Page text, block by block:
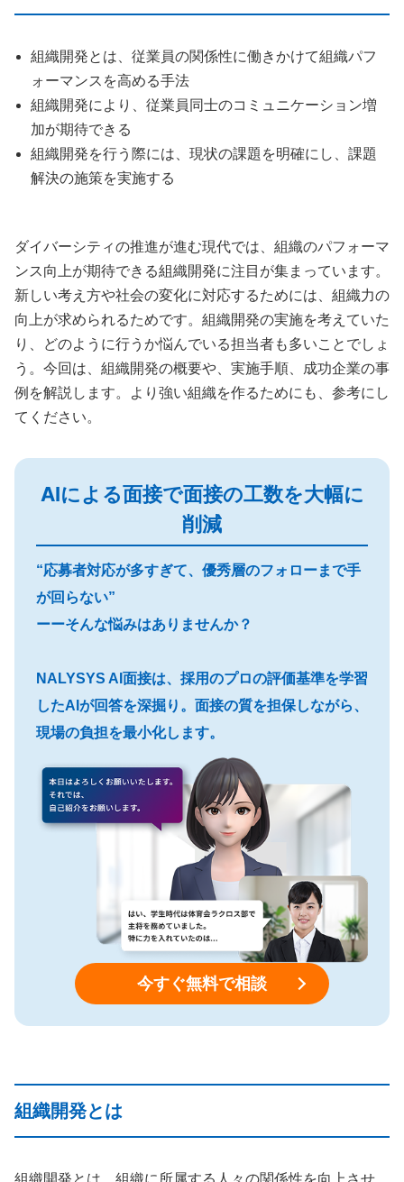
組織開発とは、従業員の関係性に働きかけて組織パフ
ォーマンスを高める手法
組織開発により、従業員同士のコミュニケーション増
加が期待できる
組織開発を行う際には、現状の課題を明確にし、課題
解決の施策を実施する
ダイバーシティの推進が進む現代では、組織のパフォーマ
ンス向上が期待できる組織開発に注目が集まっています。
新しい考え方や社会の変化に対応するためには、組織力の
向上が求められるためです。組織開発の実施を考えていた
り、どのように行うか悩んでいる担当者も多いことでしょ
う。今回は、組織開発の概要や、実施手順、成功企業の事
例を解説します。より強い組織を作るためにも、参考にし
てください。
AIによる面接で面接の工数を大幅に
削減
“応募者対応が多すぎて、優秀層のフォローまで手
が回らない”
ーーそんな悩みはありませんか？
NALYSYS AI面接は、採用のプロの評価基準を学習
したAIが回答を深掘り。面接の質を担保しながら、
現場の負担を最小化します。
今すぐ無料で相談
組織開発とは